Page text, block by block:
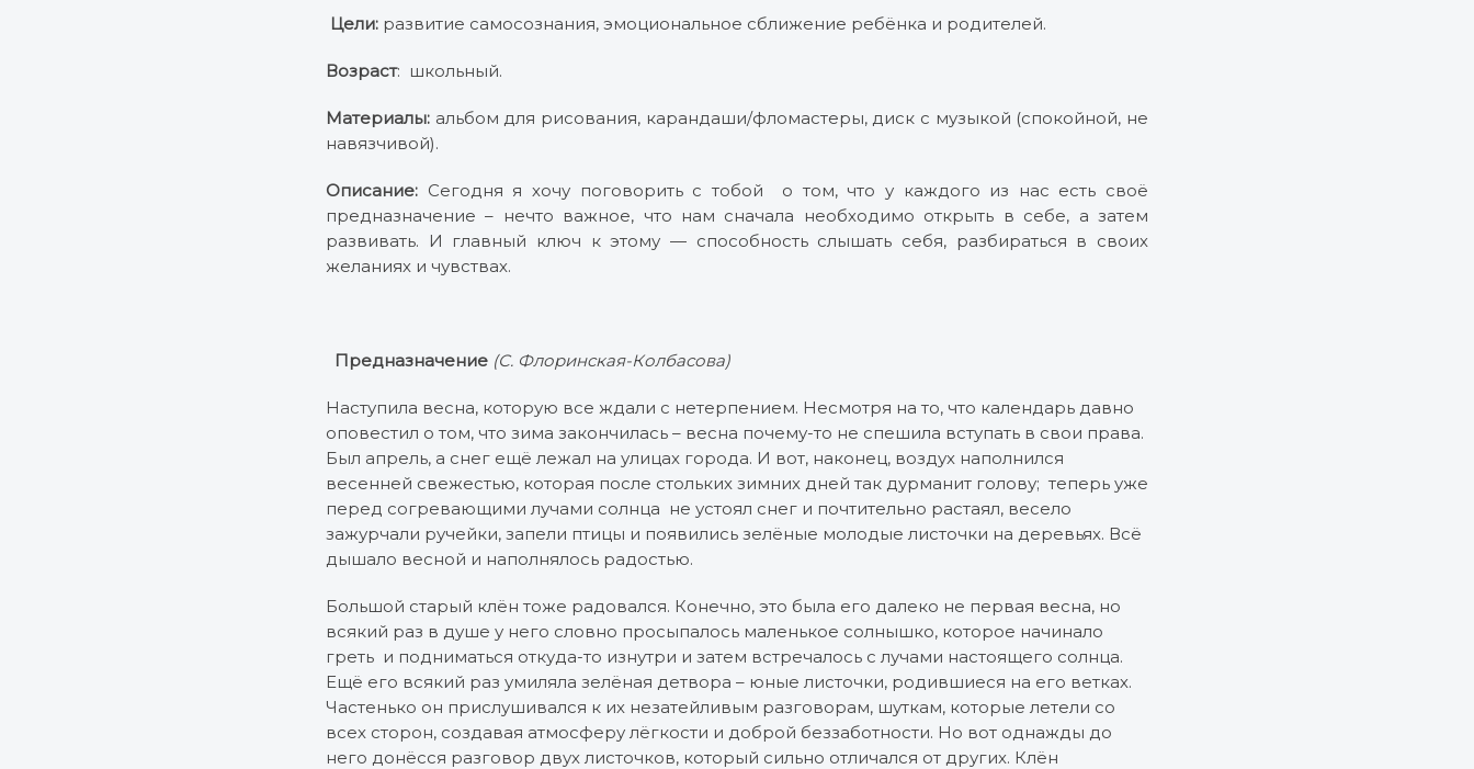
Цели: развитие самосознания, эмоциональное сближение ребёнка и родителей.
Возраст: школьный.
Материалы: альбом для рисования, карандаши/фломастеры, диск с музыкой (спокойной, не
навязчивой).
Описание: Сегодня я хочу поговорить с тобой о том, что у каждого из нас есть своё
предназначение – нечто важное, что нам сначала необходимо открыть в себе, а затем
развивать. И главный ключ к этому — способность слышать себя, разбираться в своих
желаниях и чувствах.
Предназначение (С. Флоринская-Колбасова)
Наступила весна, которую все ждали с нетерпением. Несмотря на то, что календарь давно
оповестил о том, что зима закончилась – весна почему-то не спешила вступать в свои права.
Был апрель, а снег ещё лежал на улицах города. И вот, наконец, воздух наполнился
весенней свежестью, которая после стольких зимних дней так дурманит голову; теперь уже
перед согревающими лучами солнца не устоял снег и почтительно растаял, весело
зажурчали ручейки, запели птицы и появились зелёные молодые листочки на деревьях. Всё
дышало весной и наполнялось радостью.
Большой старый клён тоже радовался. Конечно, это была его далеко не первая весна, но
всякий раз в душе у него словно просыпалось маленькое солнышко, которое начинало
греть и подниматься откуда-то изнутри и затем встречалось с лучами настоящего солнца.
Ещё его всякий раз умиляла зелёная детвора – юные листочки, родившиеся на его ветках.
Частенько он прислушивался к их незатейливым разговорам, шуткам, которые летели со
всех сторон, создавая атмосферу лёгкости и доброй беззаботности. Но вот однажды до
него донёсся разговор двух листочков, который сильно отличался от других. Клён